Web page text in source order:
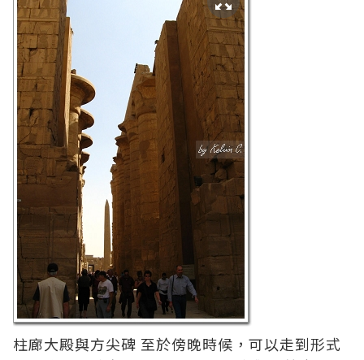
柱廊大殿與方尖碑 至於傍晚時候，可以走到形式